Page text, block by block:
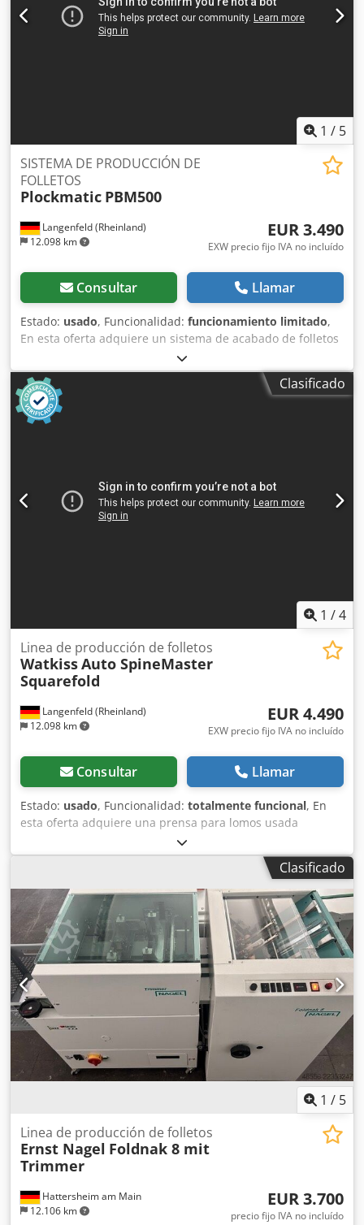
1 / 5
Langenfeld (Rheinland)
12.098 km
SISTEMA DE PRODUCCIÓN DE
FOLLETOS
Plockmatic PBM500
EUR 3.490
EXW precio fijo IVA no incluído
Consultar Llamar
Estado: usado, Funcionalidad: funcionamiento limitado,
En esta oferta adquiere un sistema de acabado de folletos
usado "Plockmatic PBM500". Objeto de la venta: Csdpfx
Aoudv T Roh Herf 1 x Plockmatic PBM500 Estado: Se trata
de un equipo usado, que puede presentar signos de uso
(pequeños arañazos o decoloraciones). El equipo no ha
sido probado en cuanto a su funcionamiento. Embalaje y
y envío internacional disponibles bajo solicitud. Antes del
envío o recogida, se documentará una prueba de
funcionamiento en vídeo para usted. Para más
Clasificado
1 /4
Langenfeld (Rheinland)
12.098 km
Linea de producción de folletos
WatkissAuto SpineMaster
Squarefold
EUR 4.490
EXW precio fijo IVA no incluído
Consultar Llamar
Estado: usado, Funcionalidad: totalmente funcional, En
esta oferta adquiere una prensa para lomos usada
"Watkiss Auto SpineMaster". Objeto de la venta: 1 x
Watkiss Auto SpineMaster Estado: Este anuncio
corresponde a un equipo usado, que puede presentar
signos de uso (pequeños arañazos o amarilleamientos).
Crjdsym Nlnspfx Ah Hjf El equipo ha sido comprobado en
cuanto a su funcionalidad. Embalaje y envío: Puede
inspeccionar el equipo durante nuestro horario comercial.
¡Por favor, concerte una cita para ello! Embalaje marítimo y
envío internacional disponibles bajo consulta. Antes del
envío o recogida, se grabará un vídeo de la prueba de
funcionamiento para usted. Para más información, no
dude en ponerse en contacto con nosotros personalmente.
Clasificado
1 / 5
Hattersheim am Main
12.106 km
Linea de producción de folletos
Ernst Nagel Foldnak 8 mit
Trimmer
EUR 3.700
precio fijo IVA no incluído